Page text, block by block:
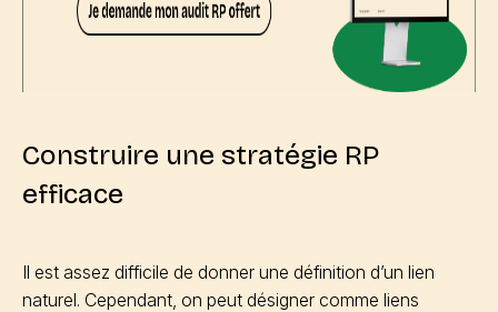
Construire une stratégie RP
efficace
Il est assez difficile de donner une définition d’un lien
naturel. Cependant, on peut désigner comme liens